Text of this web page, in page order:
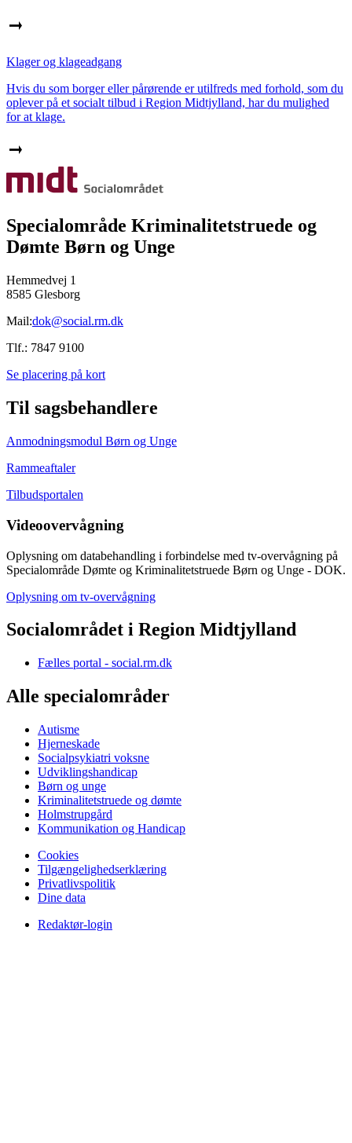
Klager og klageadgang
Hvis du som borger eller pårørende er utilfreds med forhold, som du
oplever på et socialt tilbud i Region Midtjylland, har du mulighed
for at klage.
Specialområde Kriminalitetstruede og
Dømte Børn og Unge
Hemmedvej 1
8585 Glesborg
Mail:dok@social.rm.dk
Tlf.: 7847 9100
Se placering på kort
Til sagsbehandlere
Anmodningsmodul Børn og Unge
Rammeaftaler
Tilbudsportalen
Videoovervågning
Oplysning om databehandling i forbindelse med tv-overvågning på
Specialområde Dømte og Kriminalitetstruede Børn og Unge - DOK.
Oplysning om tv-overvågning
Socialområdet i Region Midtjylland
Fælles portal - social.rm.dk
Alle specialområder
Autisme
Hjerneskade
Socialpsykiatri voksne
Udviklingshandicap
Børn og unge
Kriminalitetstruede og dømte
Holmstrupgård
Kommunikation og Handicap
Cookies
Tilgængelighedserklæring
Privatlivspolitik
Dine data
Redaktør-login